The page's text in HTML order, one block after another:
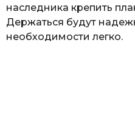
наследника крепить
Держаться будут
необходимости легко.